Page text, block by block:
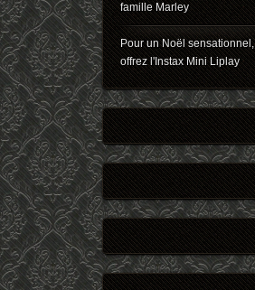
famille Marley
Pour un Noël sensationnel,
offrez l'Instax Mini Liplay